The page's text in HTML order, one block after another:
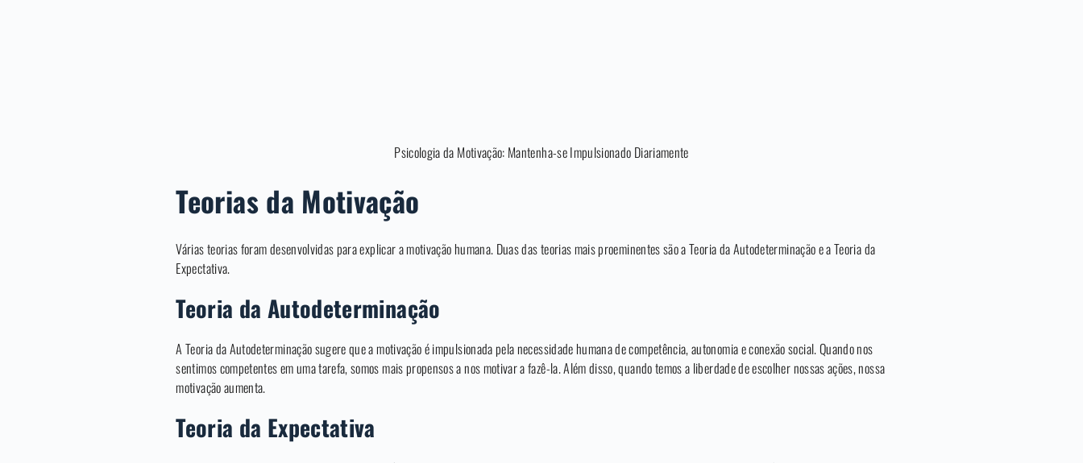
Psicologia da Motivação: Mantenha-se Impulsionado Diariamente
Teorias da Motivação
Várias teorias foram desenvolvidas para explicar a motivação humana. Duas das teorias mais proeminentes são a Teoria da Autodeterminação e a Teoria da
Expectativa.
Teoria da Autodeterminação
A Teoria da Autodeterminação sugere que a motivação é impulsionada pela necessidade humana de competência, autonomia e conexão social. Quando nos
sentimos competentes em uma tarefa, somos mais propensos a nos motivar a fazê-la. Além disso, quando temos a liberdade de escolher nossas ações, nossa
motivação aumenta.
Teoria da Expectativa